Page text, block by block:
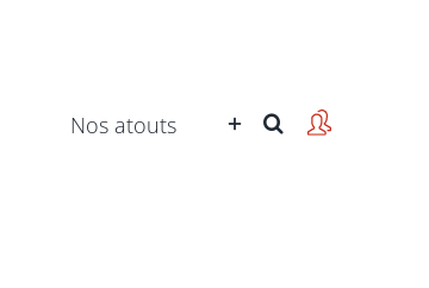
Nos atouts